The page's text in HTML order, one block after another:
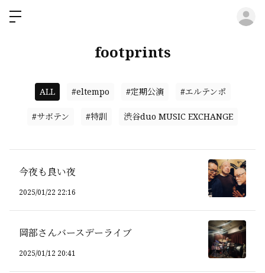
footprints
ALL #eltempo #定期公演 #エルテンポ
#サボテン #特訓 渋谷duo MUSIC EXCHANGE
今夜も良い夜
2025/01/22 22:16
岡部さんバースデーライブ
2025/01/12 20:41